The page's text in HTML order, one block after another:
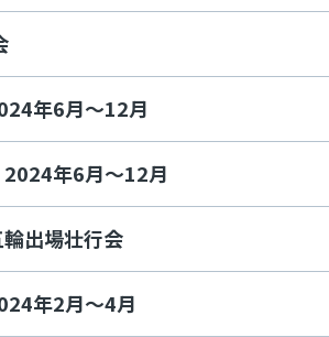
年6月～12月
年6月～12月
出場壮行会
年2月～4月